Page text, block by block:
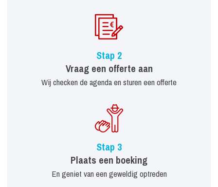
Stap 2
Vraag een offerte aan
Wij checken de agenda en sturen een offerte
Stap 3
Plaats een boeking
En geniet van een geweldig optreden